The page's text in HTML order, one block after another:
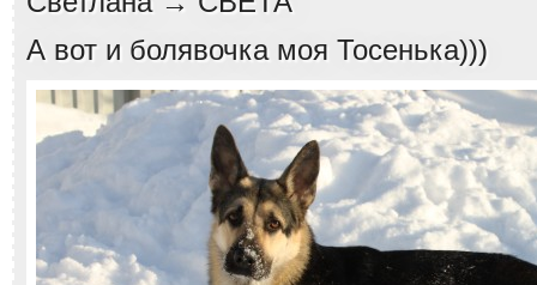
А вот и болявочка моя Тосенька)))